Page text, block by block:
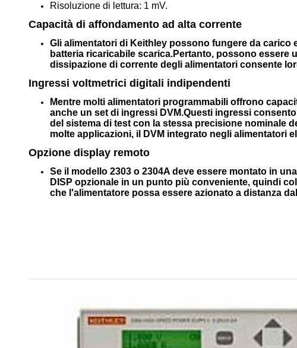
Risoluzione di lettura: 1 mV.
Capacità di affondamento ad alta corrente
Gli alimentatori di Keithley possono fungere da carico
batteria ricaricabile scarica.Pertanto, possono
dissipazione di corrente degli alimentatori consente
Ingressi voltmetrici digitali indipendenti
Mentre molti alimentatori programmabili offrono
anche un set di ingressi DVM.Questi ingressi
del sistema di test con la stessa precisione nominale
molte applicazioni, il DVM integrato negli alimentatori
Opzione display remoto
Se il modello 2303 o 2304A deve essere montato in
DISP opzionale in un punto più conveniente, quindi
che l'alimentatore possa essere azionato a distanza